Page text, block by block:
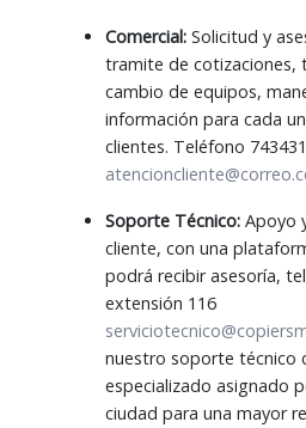
Comercial: Solicitud y
tramite de cotizaciones,
cambio de equipos,
información para cada
clientes. Teléfono
Soporte Técnico: Apoyo
cliente, con una
podrá recibir asesoría,
extensión 116
nuestro soporte técnico
especializado asignado
ciudad para una mayor